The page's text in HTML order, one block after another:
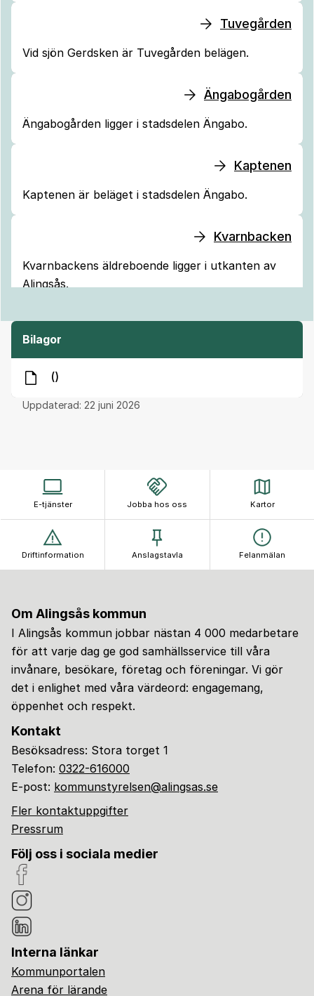
Tuvegården
Vid sjön Gerdsken är Tuvegården belägen.
Ängabogården
Ängabogården ligger i stadsdelen Ängabo.
Kaptenen
Kaptenen är beläget i stadsdelen Ängabo.
Kvarnbacken
Kvarnbackens äldreboende ligger i utkanten av
Alingsås.
Bilagor
()
Uppdaterad: 22 juni 2026
E-tjänster Jobba hos oss Kartor
Driftinformation Anslagstavla Felanmälan
Om Alingsås kommun
I Alingsås kommun jobbar nästan 4 000 medarbetare
för att varje dag ge god samhällsservice till våra
invånare, besökare, företag och föreningar. Vi gör
det i enlighet med våra värdeord: engagemang,
öppenhet och respekt.
Kontakt
Besöksadress: Stora torget 1
Telefon: 0322-616000
E-post: kommunstyrelsen@alingsas.se
Fler kontaktuppgifter
Pressrum
Följ oss i sociala medier
Interna länkar
Kommunportalen
Arena för lärande